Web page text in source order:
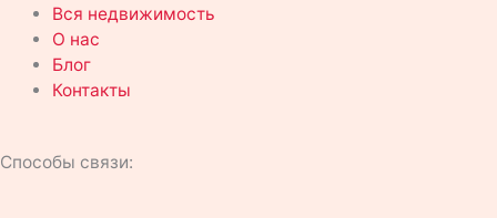
Вся недвижимость
О нас
Блог
Контакты
Способы связи: